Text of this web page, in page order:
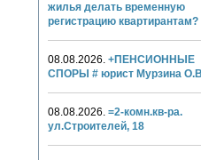
жилья делать временную
регистрацию квартирантам?
08.08.2026. +ПЕНСИОННЫЕ
СПОРЫ # юрист Мурзина
08.08.2026. =2-комн.кв-ра.
ул.Строителей, 18